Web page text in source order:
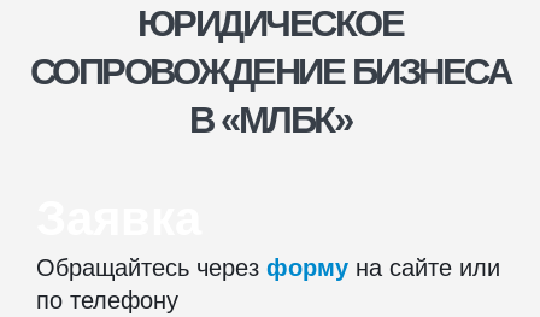
ЮРИДИЧЕСКОЕ
СОПРОВОЖДЕНИЕ БИЗНЕСА
В «МЛБК»
Обращайтесь через форму на сайте или
по телефону